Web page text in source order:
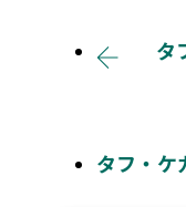
タ
タフ・ケ